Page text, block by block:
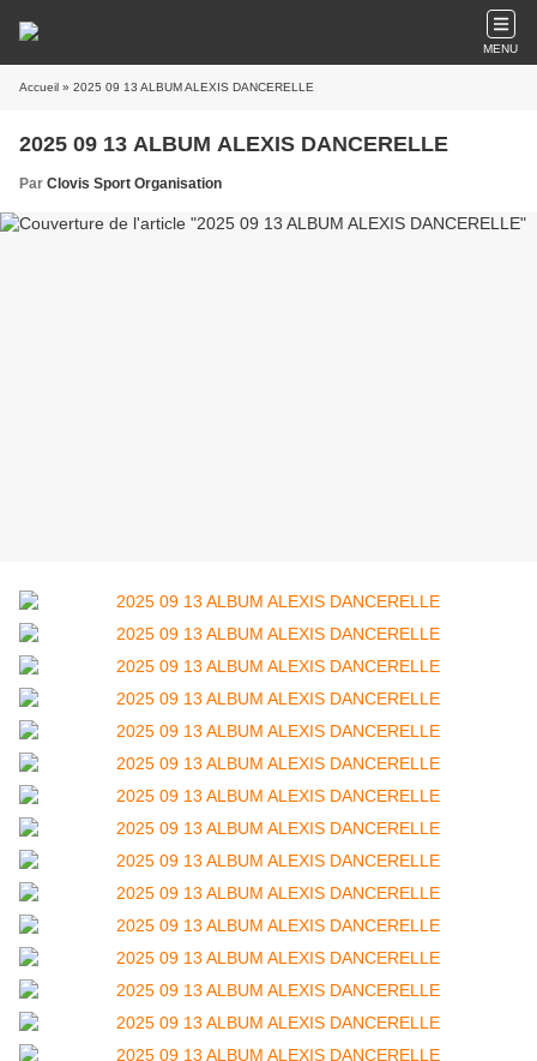
MENU
Accueil » 2025 09 13 ALBUM ALEXIS DANCERELLE
2025 09 13 ALBUM ALEXIS DANCERELLE
Par Clovis Sport Organisation